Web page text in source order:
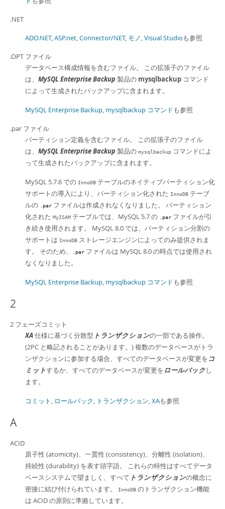
.NET
ADO.NET,ASP.net,Connector/NET, モノ,Visual Studioも参照
.OPT ファイル
データベース構成情報を含むファイル。 この拡張子のファイル
は、 MySQL Enterprise Backup 製品の mysqlbackup コマンド
によって生成されたバックアップに含まれます。
MySQL Enterprise Backup, mysqlbackup コマンドも参照
.par ファイル
パーティション定義を含むファイル。 この拡張子のファイル
は、 MySQL Enterprise Backup 製品の mysqlbackup コマンドによ
って生成されたバックアップに含まれます。
MySQL 5.7.6 での InnoDB テーブルのネイティブパーティション化
サポートの導入により、パーティション化された InnoDB テーブ
ルの
.par ファイルは作成されなくなりました。 パーティション
化された MyISAM テーブルでは、MySQL 5.7 の .par ファイルが引
き続き使用されます。 MySQL 8.0 では、パーティション分割の
サポートは InnoDB ストレージエンジンによってのみ提供されま
す。 そのため、
.par ファイルは MySQL 8.0 の時点では使用され
なくなりました。
MySQL Enterprise Backup, mysqlbackup コマンドも参照
2
2 フェーズコミット
XA仕様に基づく分散型 トランザクションの一部である操作。
(2PC と略記されることがあります。) 複数のデータベースがトラ
ンザクションに参加する場合、すべてのデータベースが変更をコ
ミットするか、すべてのデータベースが変更をロールバックし
ます。
コミット , ロールバック, トランザクション,XAも参照
A
ACID
原子性 (atomicity)、一貫性 (consistency)、分離性 (isolation)、
持続性 (durability) を表す頭字語。 これらの特性はすべてデータ
ベースシステムで望ましく、すべて トランザクションの概念に
密接に結び付けられています。
InnoDB のトランザクション機能
は ACID の原則に準拠しています。